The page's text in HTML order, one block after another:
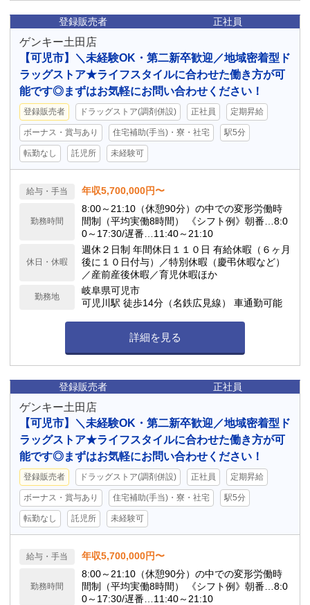
登録販売者 正社員
ゲンキー土田店
【可児市】＼未経験OK・第二新卒歓迎／地域密着型ド
ラッグストア★ライフスタイルに合わせた働き方が可
能です◎まずはお気軽にお問い合わせください！
登録販売者 ドラッグストア(調剤併設) 正社員 定期昇給
ボーナス・賞与あり 住宅補助(手当)・寮・社宅 駅5分
転勤なし 託児所 未経験可
給与・手当 年収5,700,000円〜
勤務時間
8:00～21:10（休憩90分）の中での変形労働時
間制（平均実働8時間） 《シフト例》朝番…8:0
0～17:30/遅番…11:40～21:10
休日・休暇
週休２日制 年間休日１１０日 有給休暇（６ヶ月
後に１０日付与）／特別休暇（慶弔休暇など）
／産前産後休暇／育児休暇ほか
勤務地
岐阜県可児市
可児川駅 徒歩14分（名鉄広見線） 車通勤可能
詳細を見る
登録販売者 正社員
ゲンキー土田店
【可児市】＼未経験OK・第二新卒歓迎／地域密着型ド
ラッグストア★ライフスタイルに合わせた働き方が可
能です◎まずはお気軽にお問い合わせください！
登録販売者 ドラッグストア(調剤併設) 正社員 定期昇給
ボーナス・賞与あり 住宅補助(手当)・寮・社宅 駅5分
転勤なし 託児所 未経験可
給与・手当 年収5,700,000円〜
勤務時間
8:00～21:10（休憩90分）の中での変形労働時
間制（平均実働8時間） 《シフト例》朝番…8:0
0～17:30/遅番…11:40～21:10